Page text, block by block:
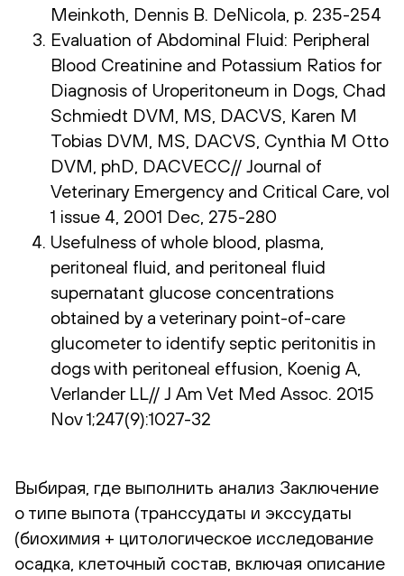
Meinkoth, Dennis B. DeNicola, p. 235-254
Evaluation of Abdominal Fluid: Peripheral
Blood Creatinine and Potassium Ratios for
Diagnosis of Uroperitoneum in Dogs, Chad
Schmiedt DVM, MS, DACVS, Karen M
Tobias DVM, MS, DACVS, Cynthia M Otto
DVM, phD, DACVECC// Journal of
Veterinary Emergency and Critical Care, vol
1 issue 4, 2001 Dec, 275-280
Usefulness of whole blood, plasma,
peritoneal fluid, and peritoneal fluid
supernatant glucose concentrations
obtained by a veterinary point-of-care
glucometer to identify septic peritonitis in
dogs with peritoneal effusion, Koenig A,
Verlander LL// J Am Vet Med Assoc. 2015
Nov 1;247(9):1027-32
Выбирая, где выполнить анализ Заключение
о типе выпота (транссудаты и экссудаты
(биохимия + цитологическое исследование
осадка, клеточный состав, включая описание